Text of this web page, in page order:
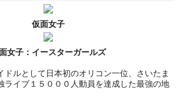
仮面女子
女子： イースターガールズ
ドルとして日本初のオリコン一位、さいたま
ライブ１５０００人動員を達成した最強の地